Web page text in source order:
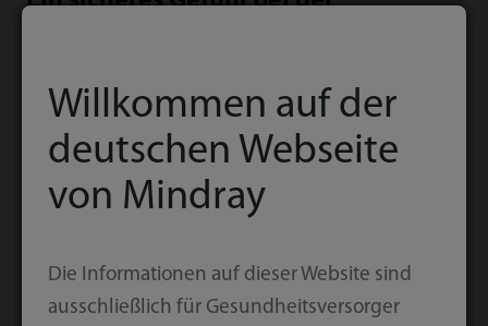
BeneVision N-Serie
Willkommen auf der
deutschen Webseite
von Mindray
Die Informationen auf dieser Website sind
ausschließlich für Gesundheitsversorger